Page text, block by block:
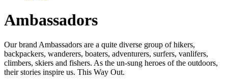
Ambassadors
Our brand Ambassadors are a quite diverse group of hikers,
backpackers, wanderers, boaters, adventurers, surfers, vanlifers,
climbers, skiers and fishers. As the un-sung heroes of the outdoors,
their stories inspire us. This Way Out.